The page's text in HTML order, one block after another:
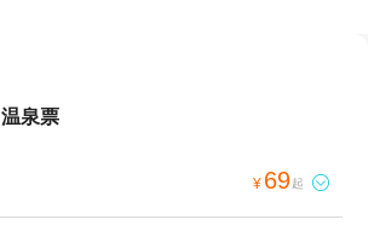
泉票
¥ 69起 